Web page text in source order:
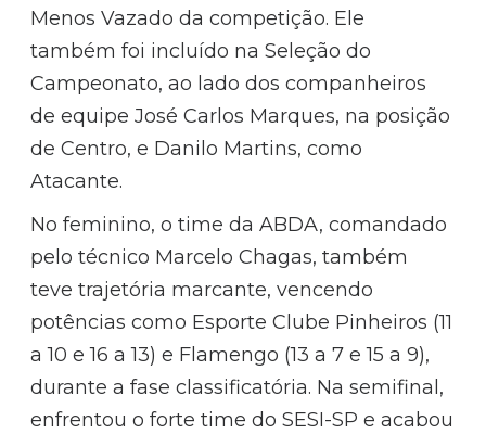
Menos Vazado da competição. Ele
também foi incluído na Seleção do
Campeonato, ao lado dos companheiros
de equipe José Carlos Marques, na posição
de Centro, e Danilo Martins, como
Atacante.
No feminino, o time da ABDA, comandado
pelo técnico Marcelo Chagas, também
teve trajetória marcante, vencendo
potências como Esporte Clube Pinheiros (11
a 10 e 16 a 13) e Flamengo (13 a 7 e 15 a 9),
durante a fase classificatória. Na semifinal,
enfrentou o forte time do SESI-SP e acabou